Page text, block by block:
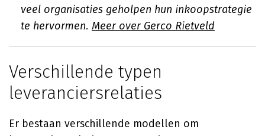
veel organisaties geholpen hun inkoopstrategie
te hervormen. Meer over Gerco Rietveld
Verschillende typen
leveranciersrelaties
Er bestaan verschillende modellen om